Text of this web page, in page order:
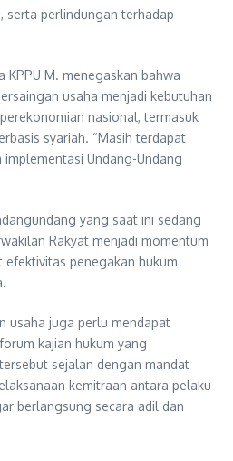
serta perlindungan terhadap
KPPU M. menegaskan bahwa
usaha menjadi kebutuhan
nasional, termasuk
syariah. “Masih terdapat
Undang-Undang
yang saat ini sedang
Rakyat menjadi momentum
penegakan hukum
usaha juga perlu mendapat
kajian hukum yang
sejalan dengan mandat
kemitraan antara pelaku
berlangsung secara adil dan